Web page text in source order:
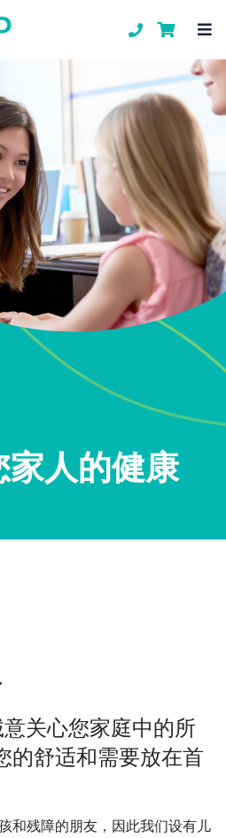
人的健康
关心您家庭中的所
的舒适和需要放在首
和残障的朋友，因此我们设有儿